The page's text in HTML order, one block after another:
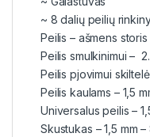
~ 8 dalių peilių
Peilis – ašmens
Peilis smulkinimui –
Peilis pjovimui
Peilis kaulams – 1,5
Universalus peilis –
Skustukas – 1,5 mm –